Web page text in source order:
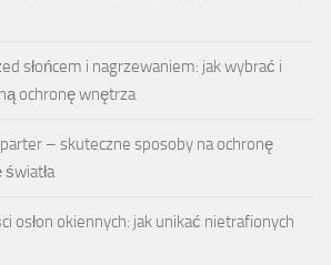
słońcem i nagrzewaniem: jak wybrać i
ochronę wnętrza
parter – skuteczne sposoby na ochronę
osłon okiennych: jak unikać nietrafionych